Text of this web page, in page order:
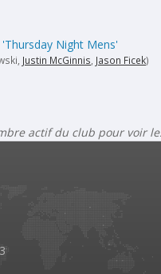
Night Mens'
Justin McGinnis Jason Ficek)
actif du club pour voir